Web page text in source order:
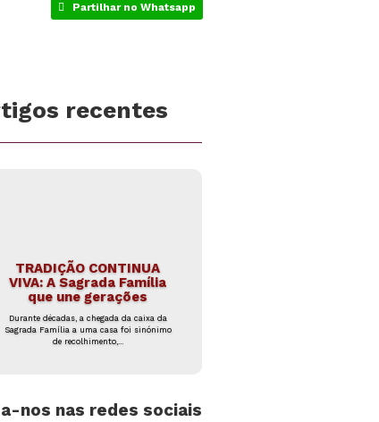
Partilhar no Whatsapp
recentes
TRADIÇÃO CONTINUA
VIVA: A Sagrada Família
que une gerações
Durante décadas, a chegada da caixa da
Sagrada Família a uma casa foi sinónimo
de recolhimento,...
nos nas redes sociais